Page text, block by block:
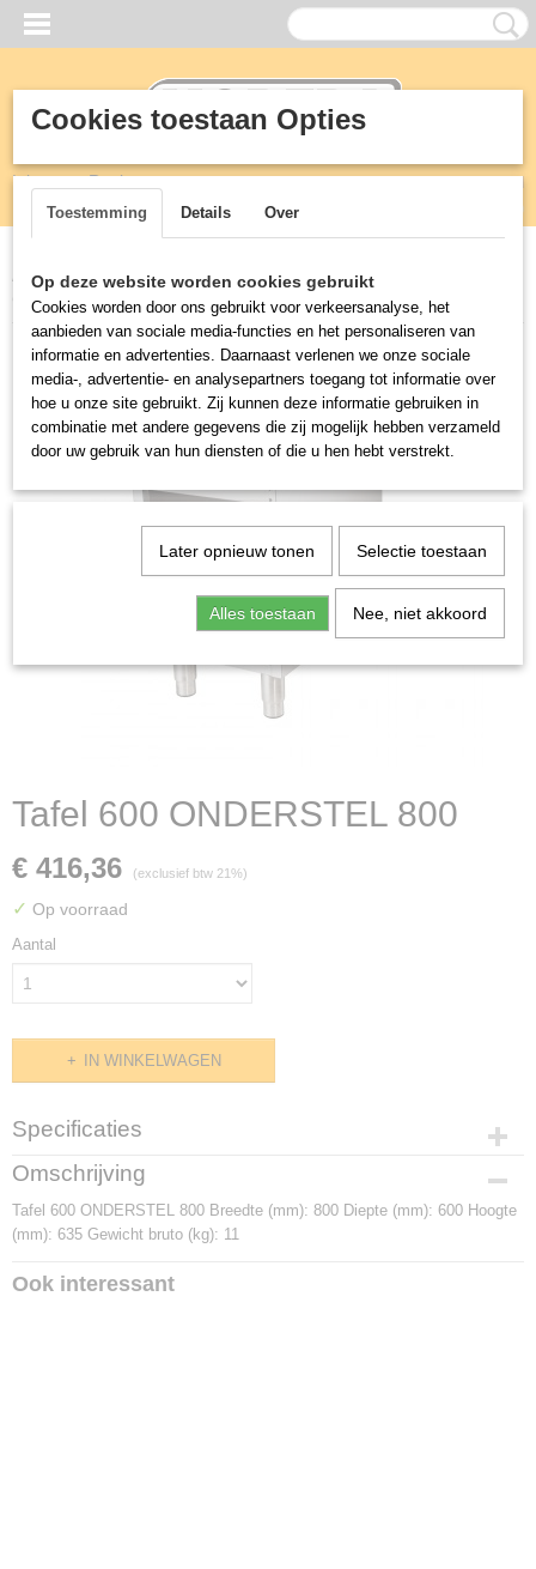
Inloggen Registreren
(0)
Home >KEUKEN>600 mm Kooklijn tafelmodel>
ONDERSTEL 800
Tafel 600 ONDERSTEL 800
€ 416,36 (exclusief btw 21%)
✓ Op voorraad
Aantal
IN WINKELWAGEN
Specificaties
Productcode
Omschrijving
Tafel 600 ONDERSTEL 800 Breedte (mm): 800 Diepte (mm): 600 Hoogte
(mm): 635 Gewicht bruto (kg): 11
Ook interessant
Cookies toestaan Opties
Toestemming Details Over
Op deze website worden cookies gebruikt
Cookies worden door ons gebruikt voor verkeersanalyse, het
aanbieden van sociale media-functies en het personaliseren van
informatie en advertenties. Daarnaast verlenen we onze sociale
media-, advertentie- en analysepartners toegang tot informatie over
hoe u onze site gebruikt. Zij kunnen deze informatie gebruiken in
combinatie met andere gegevens die zij mogelijk hebben verzameld
door uw gebruik van hun diensten of die u hen hebt verstrekt.
Later opnieuw tonen Selectie toestaan
Alles toestaan Nee, niet akkoord